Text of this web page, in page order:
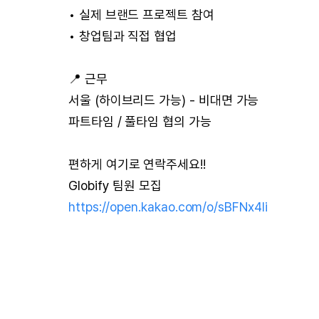
• 실제 브랜드 프로젝트 참여
• 창업팀과 직접 협업
📍 근무
서울 (하이브리드 가능) - 비대면 가능
파트타임 / 풀타임 협의 가능
편하게 여기로 연락주세요!!
Globify 팀원 모집
https://open.kakao.com/o/sBFNx4li